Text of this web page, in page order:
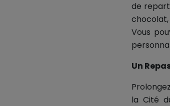
de
Vous
Un
la Cité